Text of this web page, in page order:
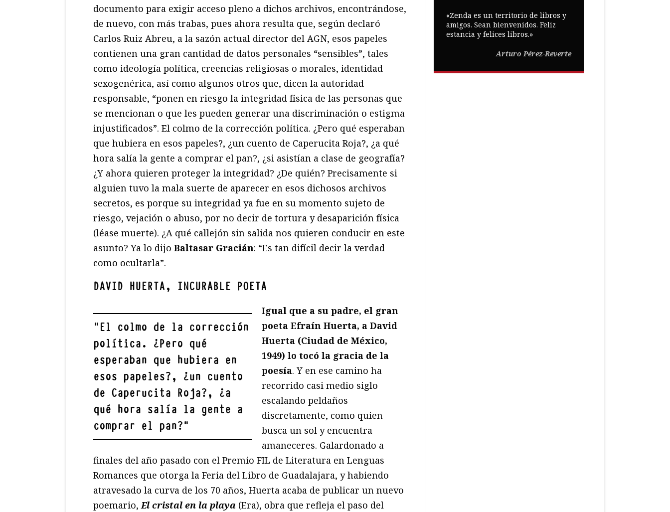
documento para exigir acceso pleno a dichos archivos, encontrándose,
de nuevo, con más trabas, pues ahora resulta que, según declaró
Carlos Ruiz Abreu, a la sazón actual director del AGN, esos papeles
contienen una gran cantidad de datos personales “sensibles”, tales
como ideología política, creencias religiosas o morales, identidad
sexogenérica, así como algunos otros que, dicen la autoridad
responsable, “ponen en riesgo la integridad física de las personas que
se mencionan o que les pueden generar una discriminación o estigma
injustificados”. El colmo de la corrección política. ¿Pero qué esperaban
que hubiera en esos papeles?, ¿un cuento de Caperucita Roja?, ¿a qué
hora salía la gente a comprar el pan?, ¿si asistían a clase de geografía?
¿Y ahora quieren proteger la integridad? ¿De quién? Precisamente si
alguien tuvo la mala suerte de aparecer en esos dichosos archivos
secretos, es porque su integridad ya fue en su momento sujeto de
riesgo, vejación o abuso, por no decir de tortura y desaparición física
(léase muerte). ¿A qué callejón sin salida nos quieren conducir en este
asunto? Ya lo dijo Baltasar Gracián: “Es tan difícil decir la verdad
como ocultarla”.
DAVID HUERTA, INCURABLE POETA
"El colmo de la corrección
política. ¿Pero qué
esperaban que hubiera en
esos papeles?, ¿un cuento
de Caperucita Roja?, ¿a
qué hora salía la gente a
comprar el pan?"
Igual que a su padre, el gran
poeta Efraín Huerta, a David
Huerta (Ciudad de México,
1949) lo tocó la gracia de la
poesía. Y en ese camino ha
recorrido casi medio siglo
escalando peldaños
discretamente, como quien
busca un sol y encuentra
amaneceres. Galardonado a
finales del año pasado con el Premio FIL de Literatura en Lenguas
Romances que otorga la Feria del Libro de Guadalajara, y habiendo
atravesado la curva de los 70 años, Huerta acaba de publicar un nuevo
poemario, El cristal en la playa (Era), obra que refleja el paso del
«Zenda es un territorio de libros y
amigos. Sean bienvenidos. Feliz
estancia y felices libros.»
Arturo Pérez-Reverte